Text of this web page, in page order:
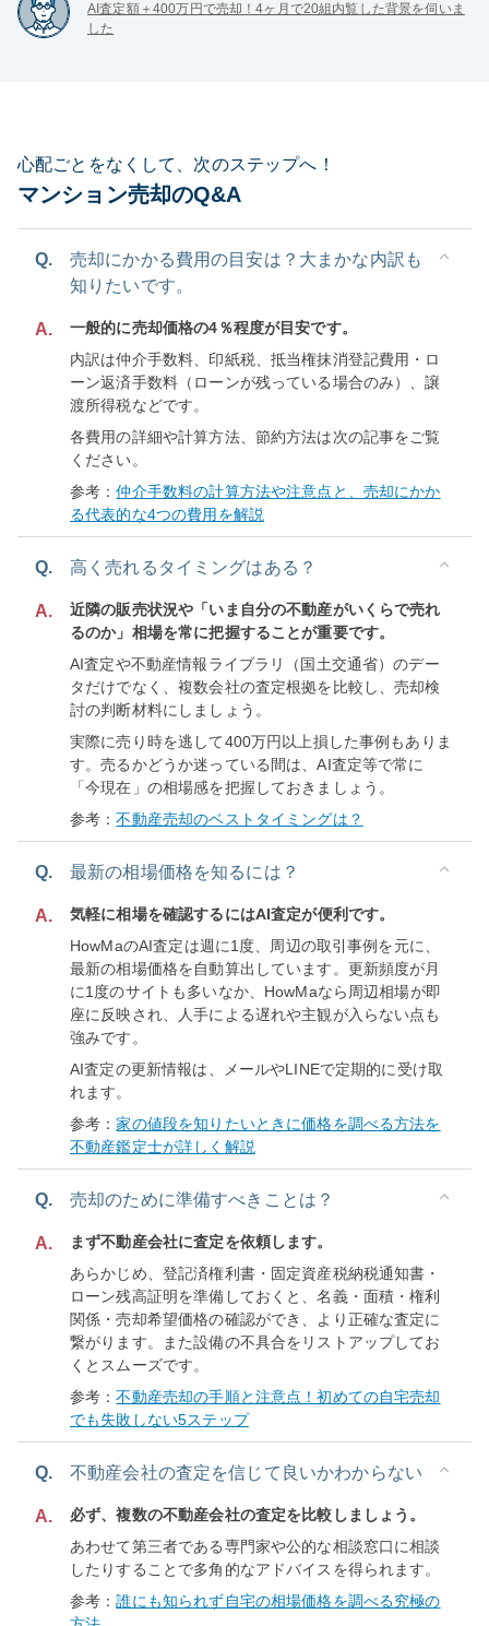
AI査定額＋400万円で売却！4ヶ月で20組内覧した背景を伺いま
した
心配ごとをなくして、次のステップへ！
マンション売却のQ&A
Q.
売却にかかる費用の目安は？大まかな内訳も
知りたいです。
A.
一般的に売却価格の4％程度が目安です。
内訳は仲介手数料、印紙税、抵当権抹消登記費用・ロ
ーン返済手数料（ローンが残っている場合のみ）、譲
渡所得税などです。
各費用の詳細や計算方法、節約方法は次の記事をご覧
ください。
参考：仲介手数料の計算方法や注意点と、売却にかか
る代表的な4つの費用を解説
Q. 高く売れるタイミングはある？
A.
近隣の販売状況や「いま自分の不動産がいくらで売れ
るのか」相場を常に把握することが重要です。
AI査定や不動産情報ライブラリ（国土交通省）のデー
タだけでなく、複数会社の査定根拠を比較し、売却検
討の判断材料にしましょう。
実際に売り時を逃して400万円以上損した事例もありま
す。売るかどうか迷っている間は、AI査定等で常に
「今現在」の相場感を把握しておきましょう。
参考：不動産売却のベストタイミングは？
Q. 最新の相場価格を知るには？
A.
気軽に相場を確認するにはAI査定が便利です。
HowMaのAI査定は週に1度、周辺の取引事例を元に、
最新の相場価格を自動算出しています。更新頻度が月
に1度のサイトも多いなか、HowMaなら周辺相場が即
座に反映され、人手による遅れや主観が入らない点も
強みです。
AI査定の更新情報は、メールやLINEで定期的に受け取
れます。
参考：家の値段を知りたいときに価格を調べる方法を
不動産鑑定士が詳しく解説
Q. 売却のために準備すべきことは？
A.
まず不動産会社に査定を依頼します。
あらかじめ、登記済権利書・固定資産税納税通知書・
ローン残高証明を準備しておくと、名義・面積・権利
関係・売却希望価格の確認ができ、より正確な査定に
繋がります。また設備の不具合をリストアップしてお
くとスムーズです。
参考：不動産売却の手順と注意点！初めての自宅売却
でも失敗しない5ステップ
Q. 不動産会社の査定を信じて良いかわからない
A.
必ず、複数の不動産会社の査定を比較しましょう。
あわせて第三者である専門家や公的な相談窓口に相談
したりすることで多角的なアドバイスを得られます。
参考：誰にも知られず自宅の相場価格を調べる究極の